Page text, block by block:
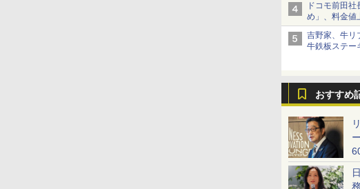
ドコモ前田
め」、料金値
吉野家、牛リ
牛鉄板ステー
おすすめ